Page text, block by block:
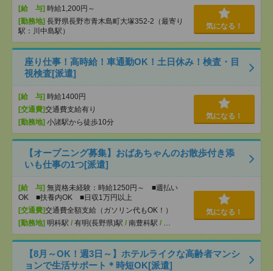
[給 与] 時給1,200円～
[勤務地] 長野県長野市青木島町大塚352-2（最寄り
駅：川中島駅）
気になる！
座り仕事！高時給！車通勤OK！土日休み！検査・目
視検査[派遣]
[給 与] 時給1400円
[交通費]交通費支給有り
[勤務地] 小諸駅から徒歩10分
気になる！
【オープニング募集】おばあちゃんのお散歩付き添
いも仕事の1つ[派遣]
[給 与] 無資格未経験：時給1250円～ ■週払い
OK ■扶養内OK ■日収1万円以上
[交通費]交通費全額支給（ガソリン代もOK！）
[勤務地] 明科駅 / 有明(長野県)駅 / 南豊科駅 / …
気になる！
【8月～OK！週3日～】ホテルライクな高齢者マンシ
ョンで生活サポート＊時短OK[派遣]